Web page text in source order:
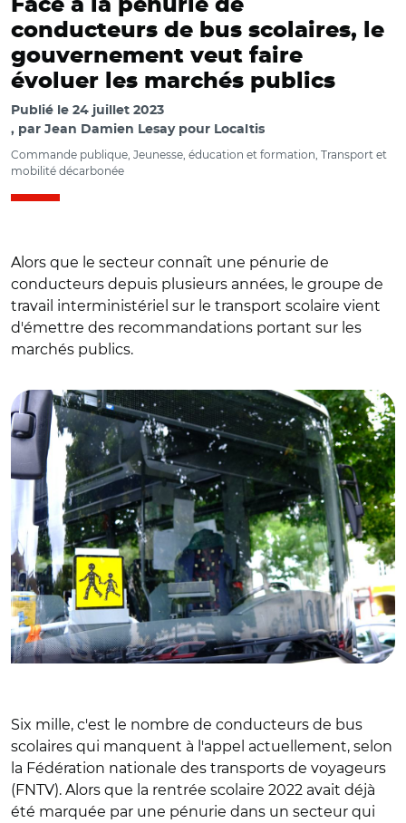
Face à la pénurie de
conducteurs de bus scolaires, le
gouvernement veut faire
évoluer les marchés publics
Publié le 24 juillet 2023
par Jean Damien Lesay pour Localtis
Commande publique, Jeunesse, éducation et formation, Transport et
mobilité décarbonée
Alors que le secteur connaît une pénurie de
conducteurs depuis plusieurs années, le groupe de
travail interministériel sur le transport scolaire vient
d'émettre des recommandations portant sur les
marchés publics.
Six mille, c'est le nombre de conducteurs de bus
scolaires qui manquent à l'appel actuellement, selon
la Fédération nationale des transports de voyageurs
(FNTV). Alors que la rentrée scolaire 2022 avait déjà
été marquée par une pénurie dans un secteur qui